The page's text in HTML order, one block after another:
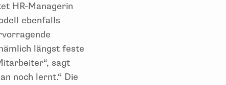
HR-Managerin
ebenfalls
längst feste
sagt
noch lernt.“ Die